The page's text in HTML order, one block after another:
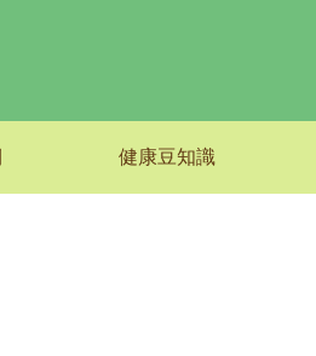
健康豆知識